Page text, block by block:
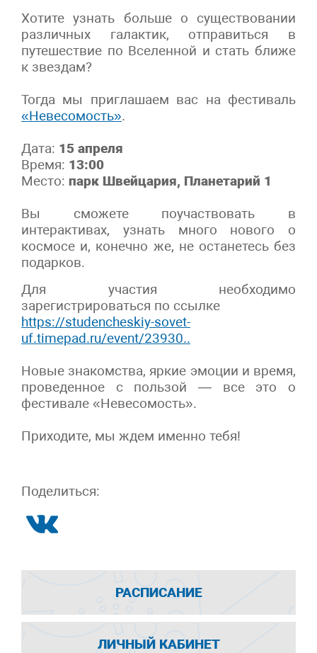
Хотите узнать больше о существовании
различных галактик, отправиться в
путешествие по Вселенной и стать ближе
к звездам?
Тогда мы приглашаем вас на фестиваль
«Невесомость».
Дата: 15 апреля
Время: 13:00
Место: парк Швейцария, Планетарий 1
Вы сможете поучаствовать в
интерактивах, узнать много нового о
космосе и, конечно же, не останетесь без
подарков.
Для участия необходимо
зарегистрироваться по ссылке
https://studencheskiy-sovet-
uf.timepad.ru/event/23930..
Новые знакомства, яркие эмоции и время,
проведенное с пользой — все это о
фестивале «Невесомость».
Приходите, мы ждем именно тебя!
Поделиться:
РАСПИСАНИЕ
ЛИЧНЫЙ КАБИНЕТ